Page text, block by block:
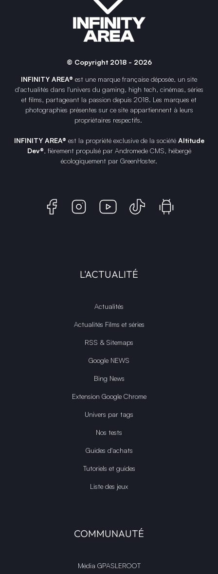
© Copyright 2018 - 2026
INFINITY AREA® est une marque française déposée, un site
d'actualités dans l'univers du gaming, high tech, cinémas, séries
et films, partageant la passion depuis 2018. Les marques et
photographies présentes sur ce site appartiennent à leurs
propriétaires respectifs.
INFINITY AREA® est la propriété exclusive de la société Altitude
Dev®, fièrement propulsé par Andromede CMS, hébergé
écologiquement par GreenHoster.
L'ACTUALITÉ
Actualités
Actualités Films et séries
RSS & Sitemaps
Google NEWS
Bing News
Extension Google Chrome
Univers par tags
Nos tests
Guides d'achats
Tutoriels et guides
Liste des jeux
COMMUNAUTÉ
Média GPASLEROOT